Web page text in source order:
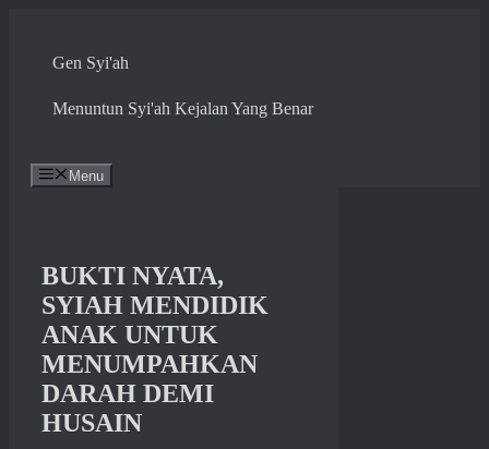
contentGen Syi'ah
Menuntun Syi'ah Kejalan Yang Benar
Menu
BUKTI NYATA,
SYIAH MENDIDIK
ANAK UNTUK
MENUMPAHKAN
DARAH DEMI
HUSAIN